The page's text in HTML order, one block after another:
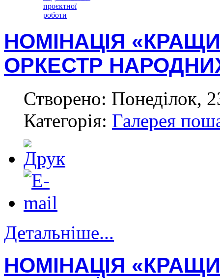
проєктної
роботи
НОМІНАЦІЯ
ОРКЕСТР
Створено: Понеділок,
Категорія: Галерея
Детальніше...
НОМІНАЦІЯ